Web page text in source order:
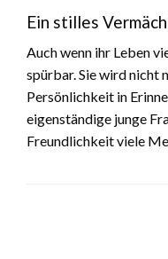
Ein stilles
Auch wenn ihr Leben
spürbar. Sie wird nicht
Persönlichkeit in
eigenständige junge
Freundlichkeit viele